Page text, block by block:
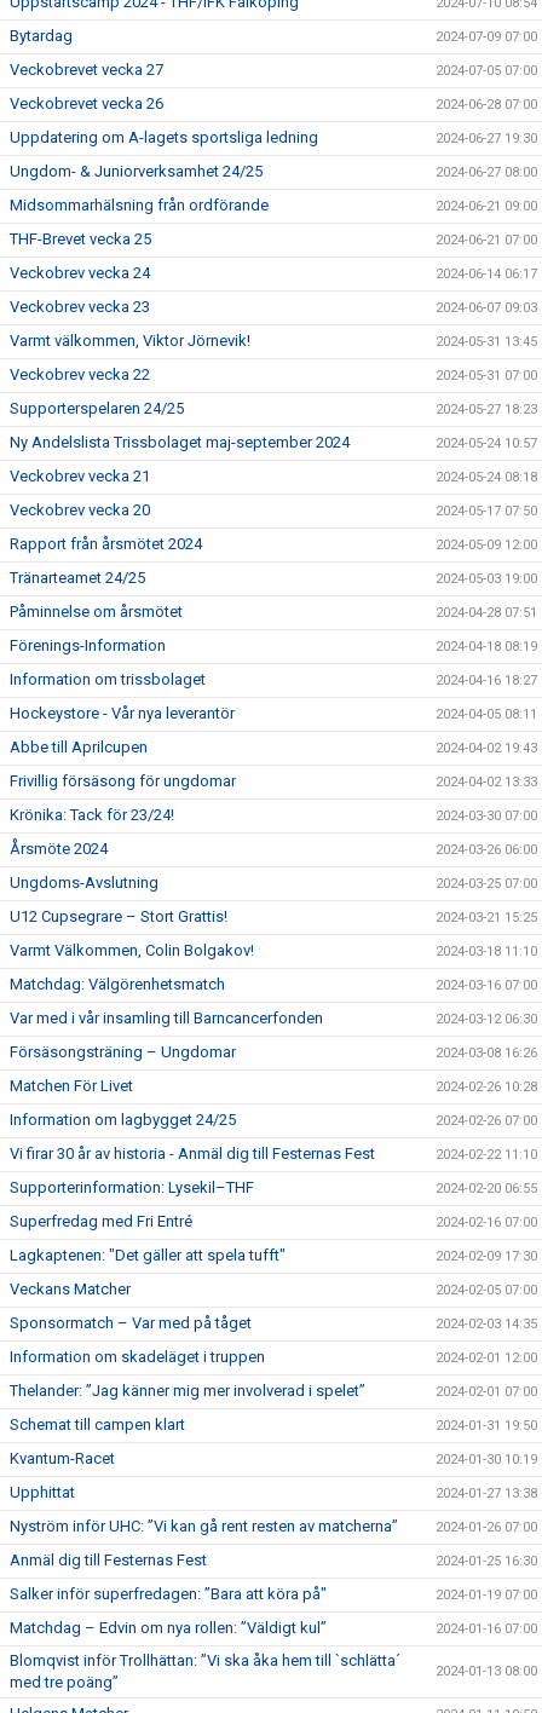
Bytardag 2024-07-09 07:00
Veckobrevet vecka 27 2024-07-05 07:00
Veckobrevet vecka 26 2024-06-28 07:00
Uppdatering om A-lagets sportsliga ledning 2024-06-27 19:30
Ungdom- & Juniorverksamhet 24/25 2024-06-27 08:00
Midsommarhälsning från ordförande 2024-06-21 09:00
THF-Brevet vecka 25 2024-06-21 07:00
Veckobrev vecka 24 2024-06-14 06:17
Veckobrev vecka 23 2024-06-07 09:03
Varmt välkommen, Viktor Jörnevik! 2024-05-31 13:45
Veckobrev vecka 22 2024-05-31 07:00
Supporterspelaren 24/25 2024-05-27 18:23
Ny Andelslista Trissbolaget maj-september 2024 2024-05-24 10:57
Veckobrev vecka 21 2024-05-24 08:18
Veckobrev vecka 20 2024-05-17 07:50
Rapport från årsmötet 2024 2024-05-09 12:00
Tränarteamet 24/25 2024-05-03 19:00
Påminnelse om årsmötet 2024-04-28 07:51
Förenings-Information 2024-04-18 08:19
Information om trissbolaget 2024-04-16 18:27
Hockeystore - Vår nya leverantör 2024-04-05 08:11
Abbe till Aprilcupen 2024-04-02 19:43
Frivillig försäsong för ungdomar 2024-04-02 13:33
Krönika: Tack för 23/24! 2024-03-30 07:00
Årsmöte 2024 2024-03-26 06:00
Ungdoms-Avslutning 2024-03-25 07:00
U12 Cupsegrare – Stort Grattis! 2024-03-21 15:25
Varmt Välkommen, Colin Bolgakov! 2024-03-18 11:10
Matchdag: Välgörenhetsmatch 2024-03-16 07:00
Var med i vår insamling till Barncancerfonden 2024-03-12 06:30
Försäsongsträning – Ungdomar 2024-03-08 16:26
Matchen För Livet 2024-02-26 10:28
Information om lagbygget 24/25 2024-02-26 07:00
Vi firar 30 år av historia - Anmäl dig till Festernas Fest 2024-02-22 11:10
Supporterinformation: Lysekil–THF 2024-02-20 06:55
Superfredag med Fri Entré 2024-02-16 07:00
Lagkaptenen: "Det gäller att spela tufft" 2024-02-09 17:30
Veckans Matcher 2024-02-05 07:00
Sponsormatch – Var med på tåget 2024-02-03 14:35
Information om skadeläget i truppen 2024-02-01 12:00
Thelander: ”Jag känner mig mer involverad i spelet” 2024-02-01 07:00
Schemat till campen klart 2024-01-31 19:50
Kvantum-Racet 2024-01-30 10:19
Upphittat 2024-01-27 13:38
Nyström inför UHC: ”Vi kan gå rent resten av matcherna” 2024-01-26 07:00
Anmäl dig till Festernas Fest 2024-01-25 16:30
Salker inför superfredagen: ”Bara att köra på" 2024-01-19 07:00
Matchdag – Edvin om nya rollen: ”Väldigt kul” 2024-01-16 07:00
Blomqvist inför Trollhättan: ”Vi ska åka hem till `schlätta´
med tre poäng”
2024-01-13 08:00